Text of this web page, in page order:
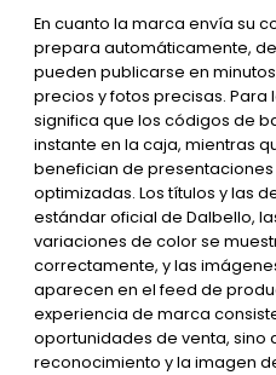
En cuanto la marca envía su
prepara automáticamente,
pueden publicarse en
precios y fotos precisas. Para
significa que los códigos de
instante en la caja, mientras
benefician de
optimizadas. Los títulos y las
estándar oficial de Dalbello,
variaciones de color se
correctamente, y las
aparecen en el feed de
experiencia de marca
oportunidades de venta, sino
reconocimiento y la imagen